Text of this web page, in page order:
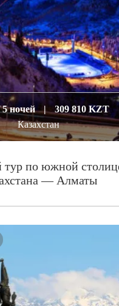
5 ночей |
309 810 KZT
Казахстан
по южной
— Алматы